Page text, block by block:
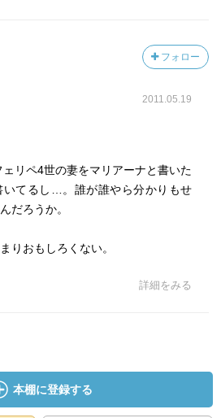
フォロー
2011.05.19
リペ4世の妻をマリアーナと書いた
いてるし…。誰が誰やら分かりもせ
だろうか。
りおもしろくない。
詳細をみる
本棚に登録する